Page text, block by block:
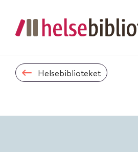
Helsebiblioteket